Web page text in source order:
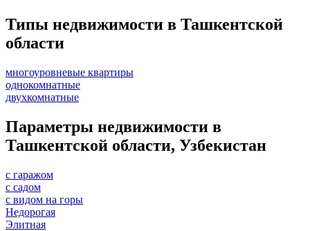
Типы недвижимости в Ташкентской
области
многоуровневые квартиры
однокомнатные
двухкомнатные
Параметры недвижимости в
Ташкентской области, Узбекистан
с гаражом
с садом
с видом на горы
Недорогая
Элитная